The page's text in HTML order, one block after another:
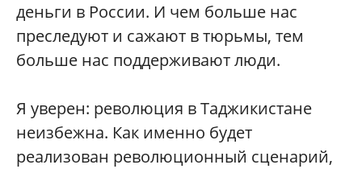
деньги в России. И чем больше нас
преследуют и сажают в тюрьмы, тем
больше нас поддерживают люди.
Я уверен: революция в Таджикистане
неизбежна. Как именно будет
реализован революционный сценарий,